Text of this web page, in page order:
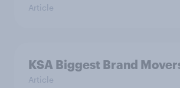
Article
KSA Biggest Brand
Article